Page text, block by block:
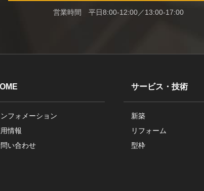
営業時間 平日8:00-12:00／13:00-17:00
フォメーション
情報
い合わせ
サービス・技術
新築
リフォーム
型枠